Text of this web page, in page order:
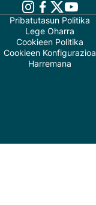
Pribatutasun Politika
Lege Oharra
Cookieen Politika
Cookieen Konfigurazioa
Harremana